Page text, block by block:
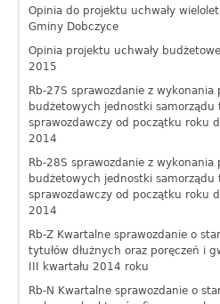
Opinia do projektu uchwały
Gminy Dobczyce
Opinia projektu uchwały
2015
Rb-27S sprawozdanie z
budżetowych jednostki samorządu
sprawozdawczy od początku roku
2014
Rb-28S sprawozdanie z
budżetowych jednostki samorządu
sprawozdawczy od początku roku
2014
Rb-Z Kwartalne sprawozdanie o
tytułów dłużnych oraz poręczeń i
III kwartału 2014 roku
Rb-N Kwartalne sprawozdanie o